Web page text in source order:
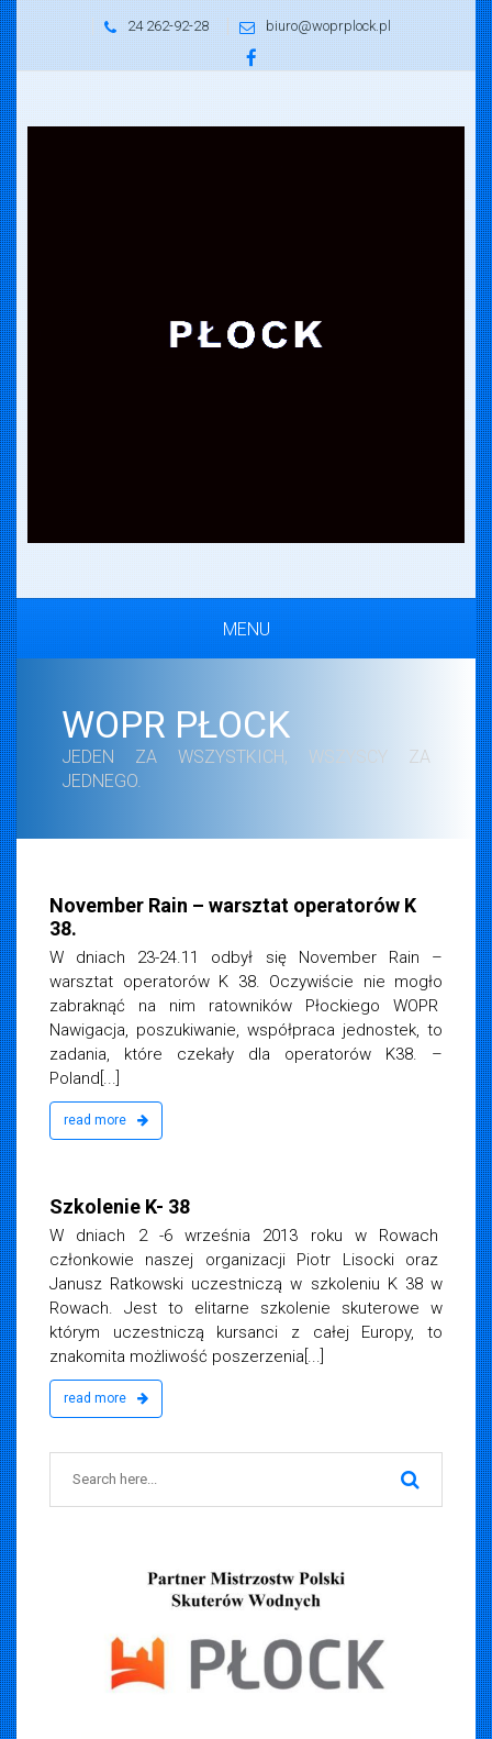
24 262-92-28 biuro@woprplock.pl
MENU
WOPR PŁOCK
JEDEN ZA WSZYSTKICH, WSZYSCY ZA
JEDNEGO.
November Rain – warsztat operatorów K
38.
W dniach 23-24.11 odbył się November Rain –
warsztat operatorów K 38. Oczywiście nie mogło
zabraknąć na nim ratowników Płockiego WOPR
Nawigacja, poszukiwanie, współpraca jednostek, to
zadania, które czekały dla operatorów K38. –
Poland[...]
read more
2013
Szkolenie K- 38
W dniach 2 -6 września 2013 roku w Rowach
członkowie naszej organizacji Piotr Lisocki oraz
Janusz Ratkowski uczestniczą w szkoleniu K 38 w
Rowach. Jest to elitarne szkolenie skuterowe w
którym uczestniczą kursanci z całej Europy, to
znakomita możliwość poszerzenia[...]
read more